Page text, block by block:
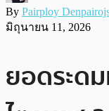
By Pairploy
มิถุนายน 11, 2026
ยอดระด